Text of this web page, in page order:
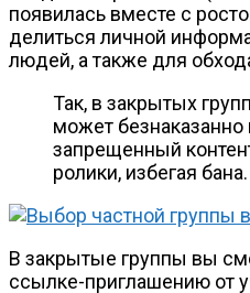
появилась вместе с
делиться личной
людей, а также для
Так, в закрытых
может безнаказанно
запрещенный
ролики, избегая бана.
В закрытые группы вы
ссылке-приглашению от